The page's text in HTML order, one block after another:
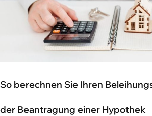
So berechnen Sie Ihren
der Beantragung einer Hypothek